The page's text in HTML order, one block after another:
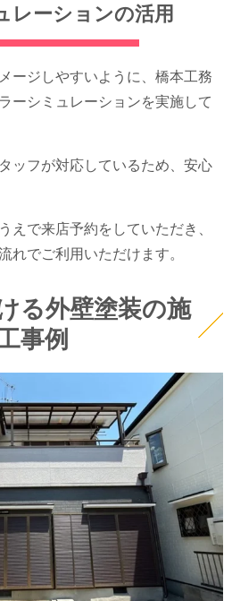
レーションの活用
ージしやすいように、橋本工務
ーシミュレーションを実施して
ッフが対応しているため、安心
えで来店予約をしていただき、
れでご利用いただけます。
る外壁塗装の施
事例